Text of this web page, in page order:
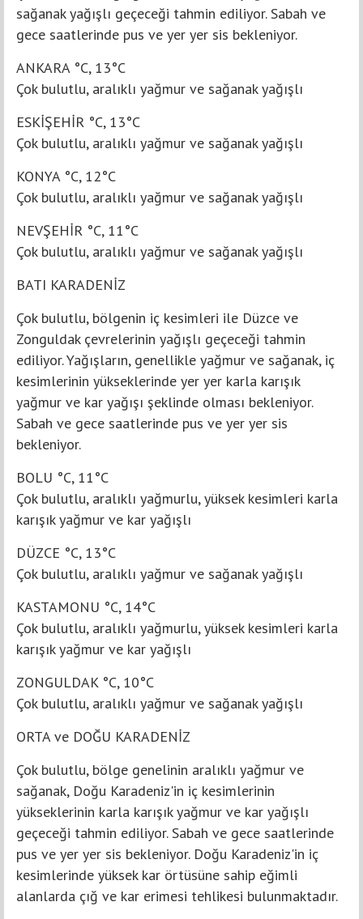
sağanak yağışlı geçeceği tahmin ediliyor. Sabah ve
gece saatlerinde pus ve yer yer sis bekleniyor.
ANKARA °C, 13°C
Çok bulutlu, aralıklı yağmur ve sağanak yağışlı
ESKİŞEHİR °C, 13°C
Çok bulutlu, aralıklı yağmur ve sağanak yağışlı
KONYA °C, 12°C
Çok bulutlu, aralıklı yağmur ve sağanak yağışlı
NEVŞEHİR °C, 11°C
Çok bulutlu, aralıklı yağmur ve sağanak yağışlı
BATI KARADENİZ
Çok bulutlu, bölgenin iç kesimleri ile Düzce ve
Zonguldak çevrelerinin yağışlı geçeceği tahmin
ediliyor. Yağışların, genellikle yağmur ve sağanak, iç
kesimlerinin yükseklerinde yer yer karla karışık
yağmur ve kar yağışı şeklinde olması bekleniyor.
Sabah ve gece saatlerinde pus ve yer yer sis
bekleniyor.
BOLU °C, 11°C
Çok bulutlu, aralıklı yağmurlu, yüksek kesimleri karla
karışık yağmur ve kar yağışlı
DÜZCE °C, 13°C
Çok bulutlu, aralıklı yağmur ve sağanak yağışlı
KASTAMONU °C, 14°C
Çok bulutlu, aralıklı yağmurlu, yüksek kesimleri karla
karışık yağmur ve kar yağışlı
ZONGULDAK °C, 10°C
Çok bulutlu, aralıklı yağmur ve sağanak yağışlı
ORTA ve DOĞU KARADENİZ
Çok bulutlu, bölge genelinin aralıklı yağmur ve
sağanak, Doğu Karadeniz'in iç kesimlerinin
yükseklerinin karla karışık yağmur ve kar yağışlı
geçeceği tahmin ediliyor. Sabah ve gece saatlerinde
pus ve yer yer sis bekleniyor. Doğu Karadeniz'in iç
kesimlerinde yüksek kar örtüsüne sahip eğimli
alanlarda çığ ve kar erimesi tehlikesi bulunmaktadır.